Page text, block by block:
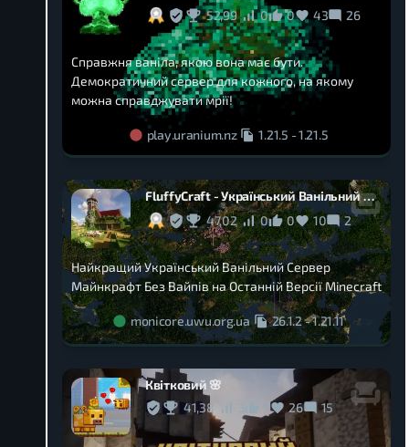
52,99
0 0 43 26
Справжня ваніла, якою вона має бути.
Демократичний сервер для кожного, на якому
можна справджувати мрії!
play.uranium.nz 1.21.5 -1.21.5
FluffyCraft - Український Ванільний Сервер Майнкрафт Без Вайпів
47,02
0 0 10 2
Найкращий Український Ванільний Сервер
Майнкрафт Без Вайпів на Останній Версії Minecraft
monicore.uwu.org.ua 26.1.2-1.21.11
Квітковий 🌸
41,38
9 26 15